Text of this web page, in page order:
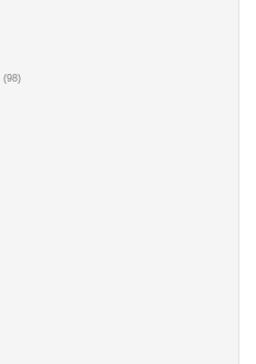
(98)